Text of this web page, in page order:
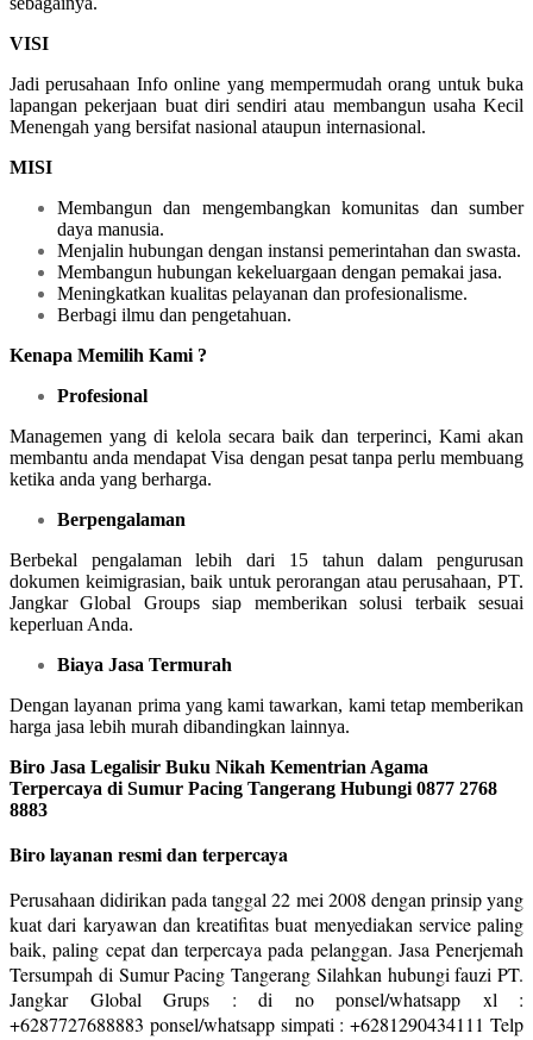
VISI
Jadi perusahaan Info online yang mempermudah orang untuk buka
lapangan pekerjaan buat diri sendiri atau membangun usaha Kecil
Menengah yang bersifat nasional ataupun internasional.
MISI
Membangun dan mengembangkan komunitas dan sumber
daya manusia.
Menjalin hubungan dengan instansi pemerintahan dan swasta.
Membangun hubungan kekeluargaan dengan pemakai jasa.
Meningkatkan kualitas pelayanan dan profesionalisme.
Berbagi ilmu dan pengetahuan.
Kenapa Memilih Kami ?
Profesional
Managemen yang di kelola secara baik dan terperinci, Kami akan
membantu anda mendapat Visa dengan pesat tanpa perlu membuang
ketika anda yang berharga.
Berpengalaman
Berbekal pengalaman lebih dari 15 tahun dalam pengurusan
dokumen keimigrasian, baik untuk perorangan atau perusahaan, PT.
Jangkar Global Groups siap memberikan solusi terbaik sesuai
keperluan Anda.
Biaya Jasa Termurah
Dengan layanan prima yang kami tawarkan, kami tetap memberikan
harga jasa lebih murah dibandingkan lainnya.
Biro Jasa Legalisir Buku Nikah Kementrian Agama
Terpercaya di Sumur Pacing Tangerang Hubungi 0877 2768
8883
Biro layanan resmi dan terpercaya
Perusahaan didirikan pada tanggal 22 mei 2008 dengan prinsip yang
kuat dari karyawan dan kreatifitas buat menyediakan service paling
baik, paling cepat dan terpercaya pada pelanggan. Jasa Penerjemah
Tersumpah di Sumur Pacing Tangerang Silahkan hubungi fauzi PT.
Jangkar Global Grups : di no ponsel/whatsapp xl :
+6287727688883 ponsel/whatsapp simpati : +6281290434111 Telp